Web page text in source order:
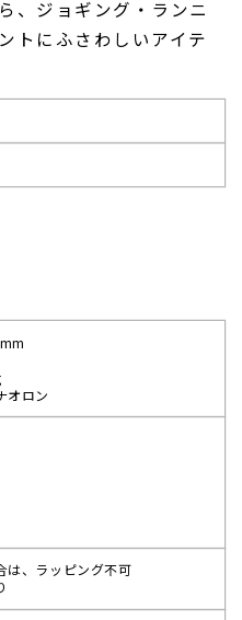
、ジョギング・ランニ
トにふさわしいアイテ
オロン
は、ラッピング不可